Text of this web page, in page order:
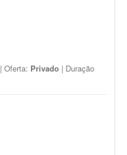
| Oferta: Privado | Duração